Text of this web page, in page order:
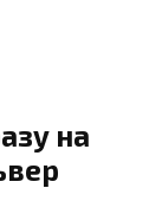
на